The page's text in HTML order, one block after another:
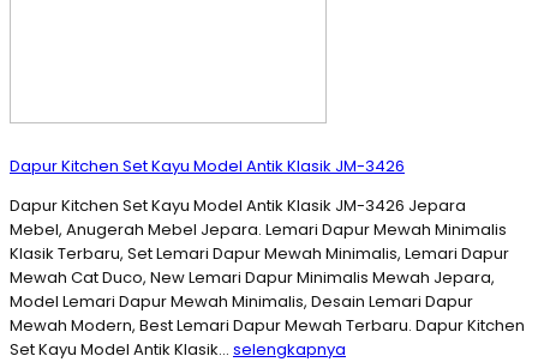
Dapur Kitchen Set Kayu Model Antik Klasik JM-3426
Dapur Kitchen Set Kayu Model Antik Klasik JM-3426 Jepara
Mebel, Anugerah Mebel Jepara. Lemari Dapur Mewah Minimalis
Klasik Terbaru, Set Lemari Dapur Mewah Minimalis, Lemari Dapur
Mewah Cat Duco, New Lemari Dapur Minimalis Mewah Jepara,
Model Lemari Dapur Mewah Minimalis, Desain Lemari Dapur
Mewah Modern, Best Lemari Dapur Mewah Terbaru. Dapur Kitchen
Set Kayu Model Antik Klasik… selengkapnya